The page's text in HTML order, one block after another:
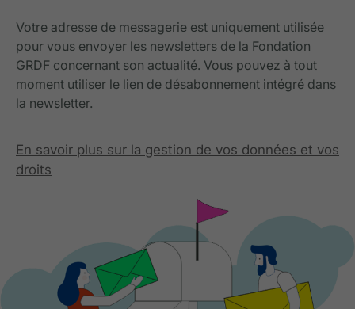
Votre adresse de messagerie est uniquement utilisée
pour vous envoyer les newsletters de la Fondation
GRDF concernant son actualité. Vous pouvez à tout
moment utiliser le lien de désabonnement intégré dans
la newsletter.
En savoir plus sur la gestion de vos données et vos
droits